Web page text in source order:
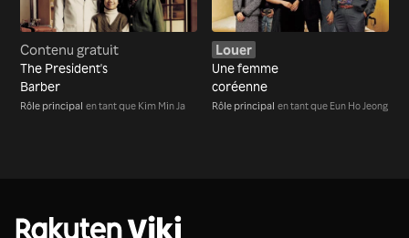
Contenu gratuit
The President's
Barber
Rôle principal en tant que Kim Min Ja
Louer
Une femme
coréenne
Rôle principal en tant que Eun Ho Jeong